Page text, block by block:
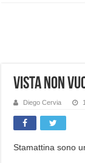
NON Crederai a
Cecotec Millor,
BENKS
Brondi Amico Vero
Vista non
Diego Cervia
Stamattina sono